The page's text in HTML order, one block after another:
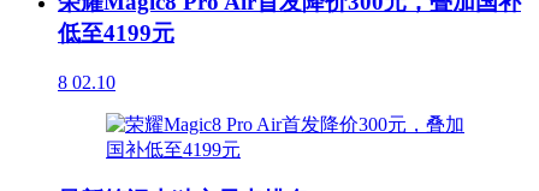
低至4199元
8 02.10